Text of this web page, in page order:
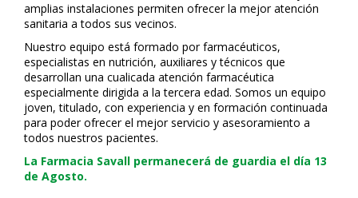
amplias instalaciones permiten ofrecer la mejor atención
sanitaria a todos sus vecinos.
Nuestro equipo está formado por farmacéuticos,
especialistas en nutrición, auxiliares y técnicos que
desarrollan una cualificada atención farmacéutica
especialmente dirigida a la tercera edad. Somos un equipo
joven, titulado, con experiencia y en formación continuada
para poder ofrecer el mejor servicio y asesoramiento a
todos nuestros pacientes.
La Farmacia Savall permanecerá de guardia el día 13
de Agosto.